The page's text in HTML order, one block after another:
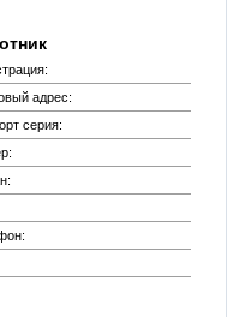
адрес:
серия: